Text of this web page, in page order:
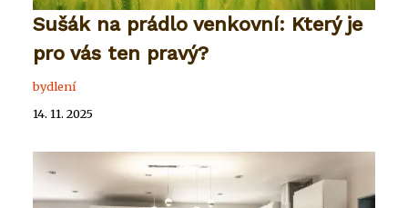
Sušák na prádlo venkovní: Který je
pro vás ten pravý?
bydlení
14. 11. 2025